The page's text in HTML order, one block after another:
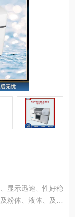
显示迅速、性好稳
粉体、液体、及固
值的测定。本仪器